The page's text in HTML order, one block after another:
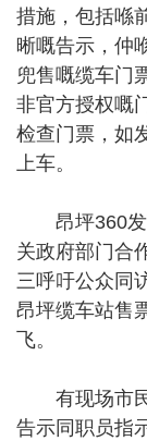
措施，包括喺
晰嘅告示，仲
兜售嘅缆车门
非官方授权嘅
检查门票，如
上车。
昂坪360发
关政府部门合
三呼吁公众同
昂坪缆车站售
飞。
有现场市民
告示同职员指